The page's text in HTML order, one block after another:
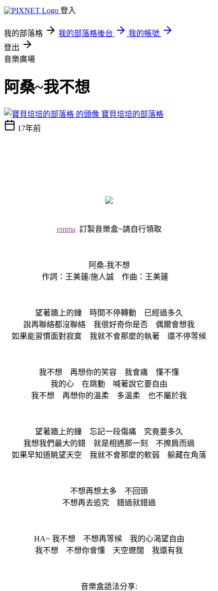
登入
我的部落格 我的部落格後台
我的帳號
登出
音樂廣場
阿桑~我不想
寶貝培培的部落格
17年前
emma 訂製音樂盒~請自行領取
阿桑-我不想
作詞：王美蓮/施人誠 作曲：王美蓮
望著牆上的鐘 時間不停轉動 已經過多久
說再聯絡都沒聯絡 我很好奇你是否 偶爾會想我
如果能習慣面對寂寞 我就不會那麼的執著 還不停等候
我不想 再想你的笑容 我會痛 懂不懂
我的心 在跳動 喊著說它要自由
我不想 再想你的溫柔 多溫柔 也不屬於我
望著牆上的鐘 忘記一段傷痛 究竟要多久
我想我們最大的錯 就是相遇那一刻 不擦肩而過
如果早知道眺望天空 我就不會那麼的軟弱 躲藏在角落
不想再想太多 不回頭
不想再去追究 錯過就錯過
HA~ 我不想 不想再等候 我的心渴望自由
我不想 不想你會懂 天空遼闊 我還有我
音樂盒語法分享: